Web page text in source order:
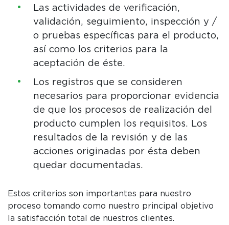
Las actividades de verificación,
validación, seguimiento, inspección y /
o pruebas específicas para el producto,
así como los criterios para la
aceptación de éste.
Los registros que se consideren
necesarios para proporcionar evidencia
de que los procesos de realización del
producto cumplen los requisitos. Los
resultados de la revisión y de las
acciones originadas por ésta deben
quedar documentadas.
Estos criterios son importantes para nuestro
proceso tomando como nuestro principal objetivo
la satisfacción total de nuestros clientes.